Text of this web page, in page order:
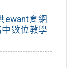
ewant育網
數位教學